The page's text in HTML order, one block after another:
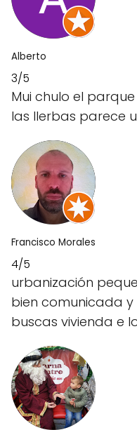
Alberto
3/5
Mui chulo el
las llerbas parece
Francisco Morales
4/5
urbanización
bien comunicada y
buscas vivienda e